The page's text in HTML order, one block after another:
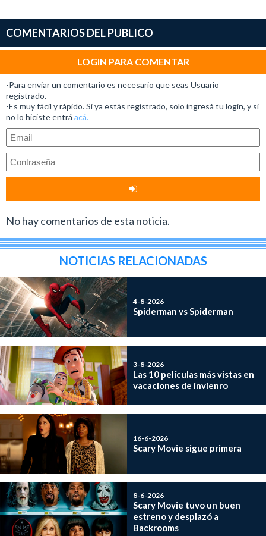
COMENTARIOS DEL PUBLICO
LOGIN PARA COMENTAR
-Para enviar un comentario es necesario que seas Usuario
registrado.
-Es muy fácil y rápido. Si ya estás registrado, solo ingresá tu login, y si
no lo hiciste entrá acá.
No hay comentarios de esta noticia.
NOTICIAS RELACIONADAS
4-8-2026
Spiderman vs Spiderman
3-8-2026
Las 10 películas más vistas en
vacaciones de invienro
16-6-2026
Scary Movie sigue primera
8-6-2026
Scary Movie tuvo un buen
estreno y desplazó a
Backrooms